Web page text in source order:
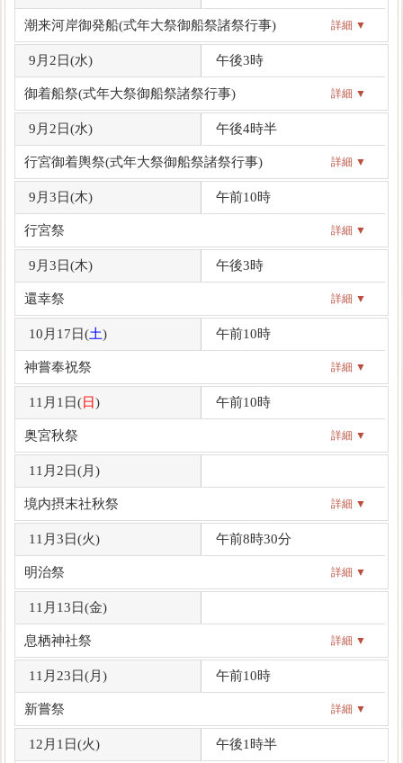
潮来河岸御発船(式年大祭御船祭諸祭行事) 詳細 ▼
9月2日(水) 午後3時
御着船祭(式年大祭御船祭諸祭行事) 詳細 ▼
9月2日(水) 午後4時半
行宮御着輿祭(式年大祭御船祭諸祭行事) 詳細 ▼
9月3日(木) 午前10時
行宮祭 詳細 ▼
9月3日(木) 午後3時
還幸祭 詳細 ▼
10月17日(土) 午前10時
神嘗奉祝祭 詳細 ▼
11月1日(日) 午前10時
奥宮秋祭 詳細 ▼
11月2日(月)
境内摂末社秋祭 詳細 ▼
11月3日(火) 午前8時30分
明治祭 詳細 ▼
11月13日(金)
息栖神社祭 詳細 ▼
11月23日(月) 午前10時
新嘗祭 詳細 ▼
12月1日(火) 午後1時半